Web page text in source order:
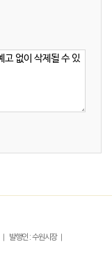
발행인 : 수원시장